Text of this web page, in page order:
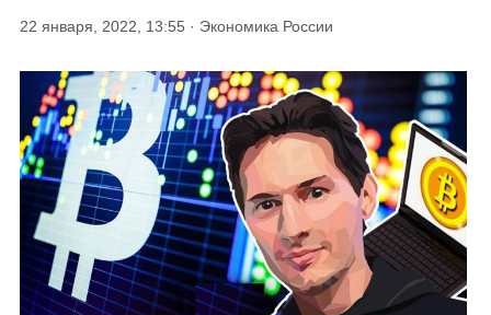
22 января, 2022, 13:55 · Экономика России